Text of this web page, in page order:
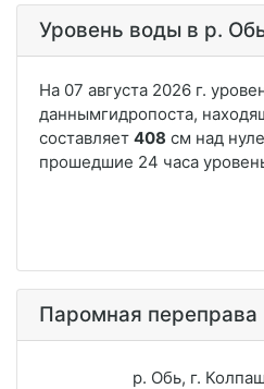
Уровень воды в р.
Паромная переправа
р. Обь, г.